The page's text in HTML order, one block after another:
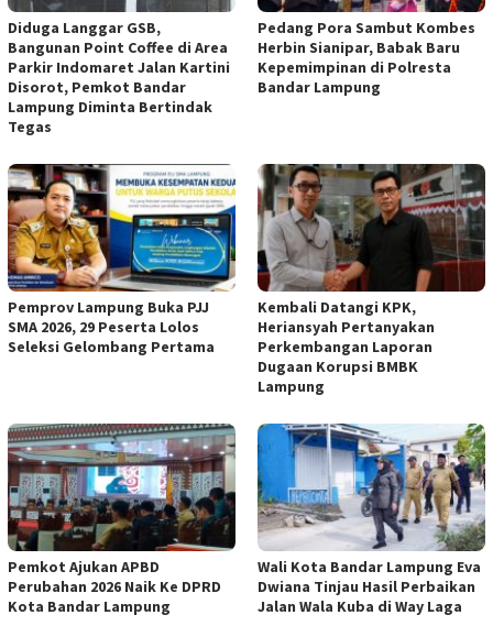
Diduga Langgar GSB,
Bangunan Point Coffee di Area
Parkir Indomaret Jalan Kartini
Disorot, Pemkot Bandar
Lampung Diminta Bertindak
Tegas
Pedang Pora Sambut Kombes
Herbin Sianipar, Babak Baru
Kepemimpinan di Polresta
Bandar Lampung
Pemprov Lampung Buka PJJ
SMA 2026, 29 Peserta Lolos
Seleksi Gelombang Pertama
Kembali Datangi KPK,
Heriansyah Pertanyakan
Perkembangan Laporan
Dugaan Korupsi BMBK
Lampung
Pemkot Ajukan APBD
Perubahan 2026 Naik Ke DPRD
Kota Bandar Lampung
Wali Kota Bandar Lampung Eva
Dwiana Tinjau Hasil Perbaikan
Jalan Wala Kuba di Way Laga